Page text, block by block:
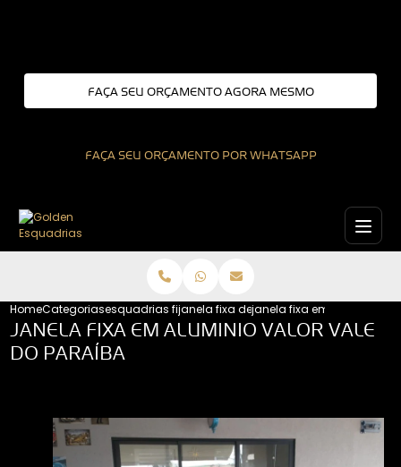
FAÇA SEU ORÇAMENTO AGORA MESMO
FAÇA SEU ORÇAMENTO POR WHATSAPP
HomeCategoriasesquadrias fixasjanela fixa de aluminiojanela fixa em aluminio
JANELA FIXA EM ALUMINIO VALOR VALE
DO PARAÍBA